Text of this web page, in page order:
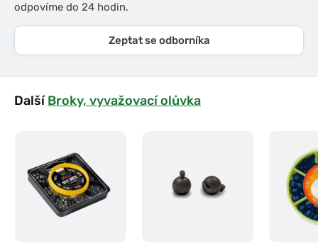
odpovíme do 24 hodin.
Zeptat se odborníka
DalšíBroky, vyvažovací olůvka